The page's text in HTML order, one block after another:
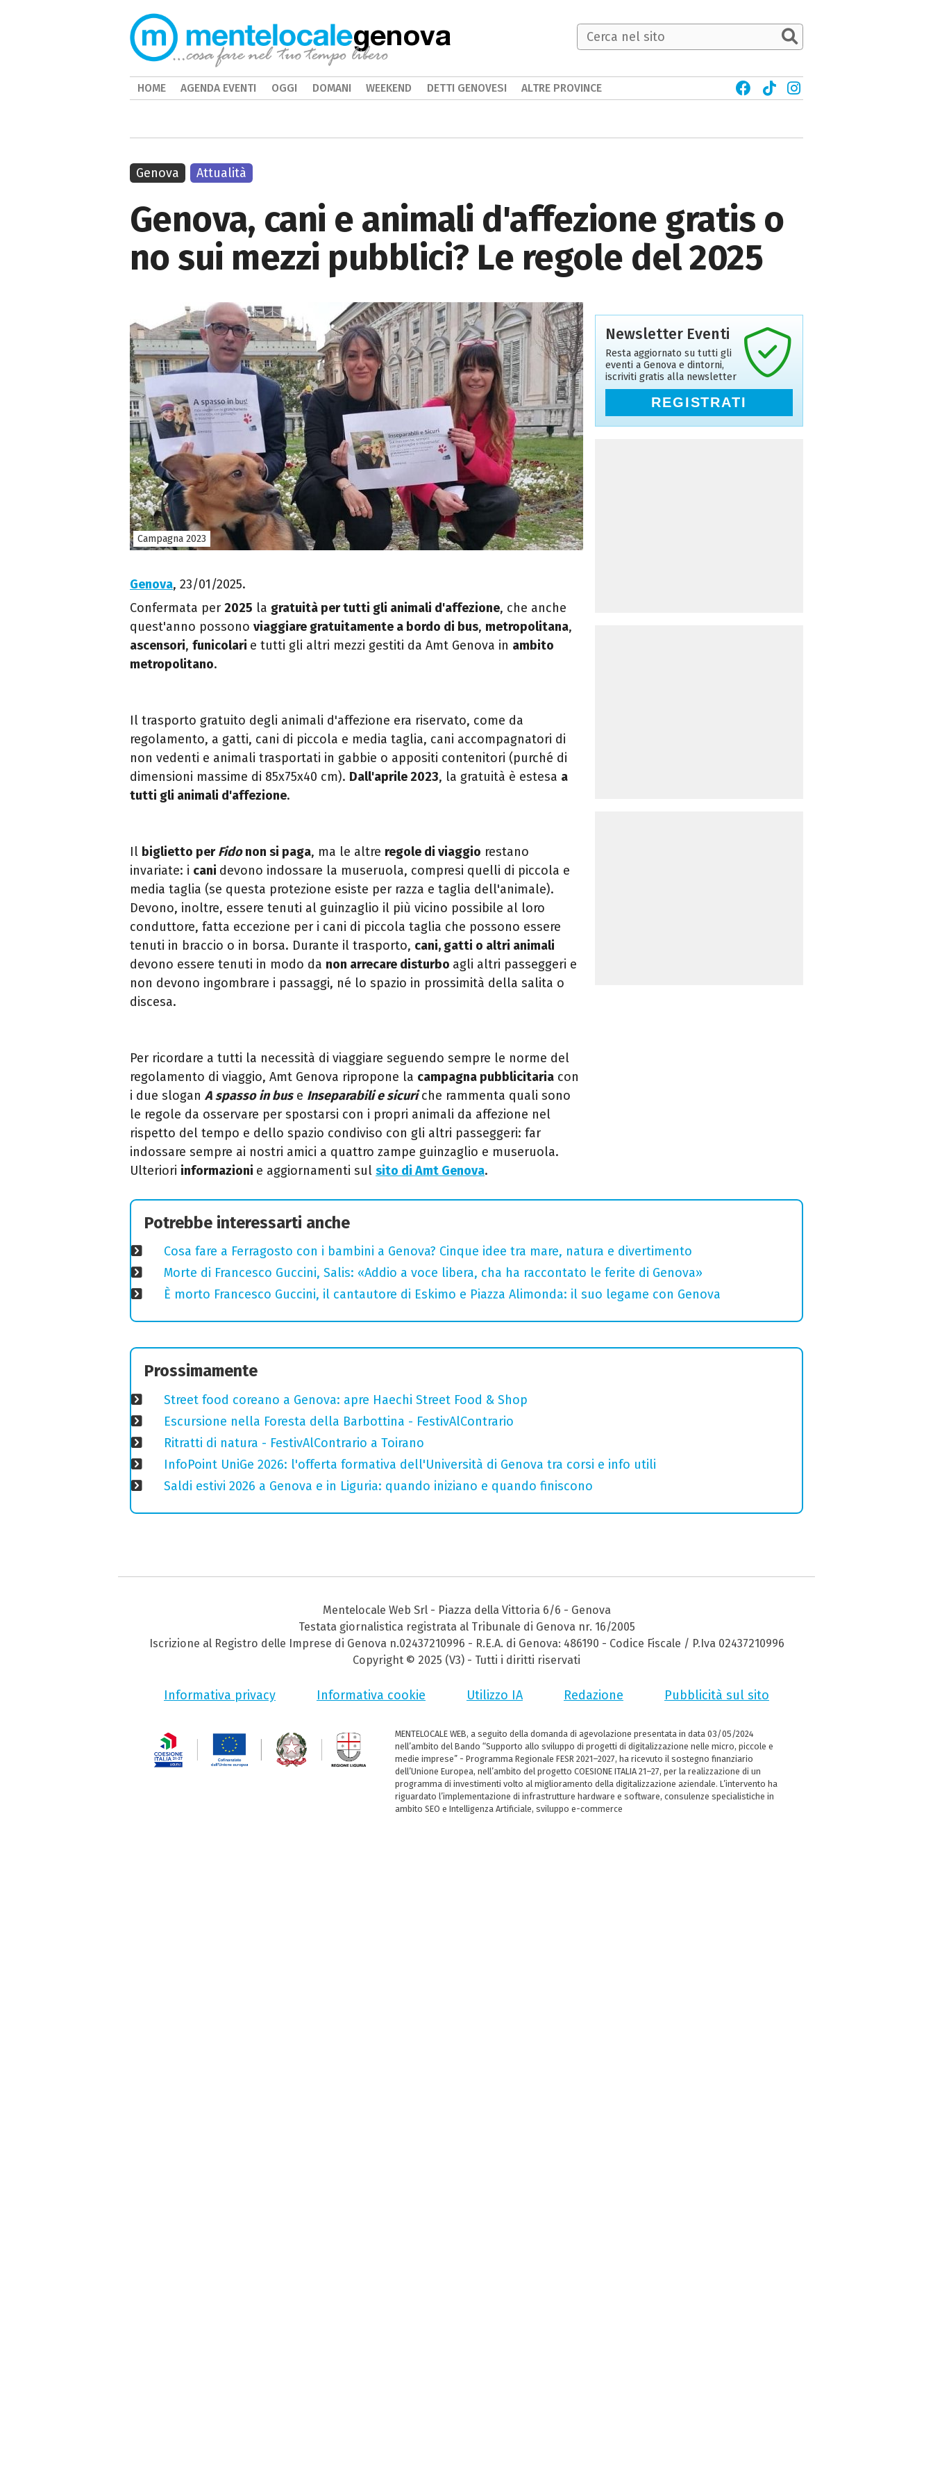
Genova, cani e animali d'affezione gratis o
no sui mezzi pubblici? Le regole del 2025
Campagna 2023
Genova, 23/01/2025.
Confermata per 2025 la gratuità per tutti gli animali d'affezione, che anche
quest'anno possono viaggiare gratuitamente a bordo di bus, metropolitana,
ascensori, funicolari e tutti gli altri mezzi gestiti da Amt Genova in ambito
metropolitano.
Il trasporto gratuito degli animali d'affezione era riservato, come da
regolamento, a gatti, cani di piccola e media taglia, cani accompagnatori di
non vedenti e animali trasportati in gabbie o appositi contenitori (purché di
dimensioni massime di 85x75x40 cm). Dall'aprile 2023, la gratuità è estesa a
tutti gli animali d'affezione.
Il biglietto perFidonon si paga, ma le altre regole di viaggio restano
invariate: i cani devono indossare la museruola, compresi quelli di piccola e
media taglia (se questa protezione esiste per razza e taglia dell'animale).
Devono, inoltre, essere tenuti al guinzaglio il più vicino possibile al loro
conduttore, fatta eccezione per i cani di piccola taglia che possono essere
tenuti in braccio o in borsa. Durante il trasporto, cani, gatti o altri animali
devono essere tenuti in modo da non arrecare disturbo agli altri passeggeri e
non devono ingombrare i passaggi, né lo spazio in prossimità della salita o
discesa.
Per ricordare a tutti la necessità di viaggiare seguendo sempre le norme del
regolamento di viaggio, Amt Genova ripropone la campagna pubblicitaria con
i due slogan A spasso in buse Inseparabili e sicuriche rammenta quali sono
le regole da osservare per spostarsi con i propri animali da affezione nel
rispetto del tempo e dello spazio condiviso con gli altri passeggeri: far
indossare sempre ai nostri amici a quattro zampe guinzaglio e museruola.
Ulteriori informazioni e aggiornamenti sul sito di Amt Genova.
Genova Attualità
Newsletter Eventi
Resta aggiornato su tutti gli
eventi a Genova e dintorni,
iscriviti gratis alla newsletter
REGISTRATI
Potrebbe interessarti anche
Cosa fare a Ferragosto con i bambini a Genova? Cinque idee tra mare, natura e divertimento
Morte di Francesco Guccini, Salis: «Addio a voce libera, cha ha raccontato le ferite di Genova»
È morto Francesco Guccini, il cantautore di Eskimo e Piazza Alimonda: il suo legame con Genova
Prossimamente
Street food coreano a Genova: apre Haechi Street Food & Shop
Escursione nella Foresta della Barbottina - FestivAlContrario
Ritratti di natura - FestivAlContrario a Toirano
InfoPoint UniGe 2026: l'offerta formativa dell'Università di Genova tra corsi e info utili
Saldi estivi 2026 a Genova e in Liguria: quando iniziano e quando finiscono
genova
HOME AGENDA EVENTI OGGI DOMANI WEEKEND DETTI GENOVESI ALTRE PROVINCE
Mentelocale Web Srl - Piazza della Vittoria 6/6 - Genova
Testata giornalistica registrata al Tribunale di Genova nr. 16/2005
Iscrizione al Registro delle Imprese di Genova n.02437210996 - R.E.A. di Genova: 486190 - Codice Fiscale / P.Iva 02437210996
Copyright © 2025 (V3) - Tutti i diritti riservati
Informativa privacy Informativa cookie Utilizzo IA Redazione Pubblicità sul sito
MENTELOCALE WEB, a seguito della domanda di agevolazione presentata in data 03/05/2024
nell’ambito del Bando “Supporto allo sviluppo di progetti di digitalizzazione nelle micro, piccole e
medie imprese” - Programma Regionale FESR 2021–2027, ha ricevuto il sostegno finanziario
dell’Unione Europea, nell’ambito del progetto COESIONE ITALIA 21–27, per la realizzazione di un
programma di investimenti volto al miglioramento della digitalizzazione aziendale. L’intervento ha
riguardato l’implementazione di infrastrutture hardware e software, consulenze specialistiche in
ambito SEO e Intelligenza Artificiale, sviluppo e-commerce